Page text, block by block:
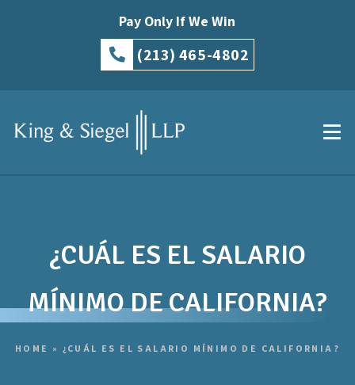
Pay Only If We Win
(213) 465-4802
¿CUÁL ES EL SALARIO
MÍNIMO DE CALIFORNIA?
HOME » ¿CUÁL ES EL SALARIO MÍNIMO DE CALIFORNIA?